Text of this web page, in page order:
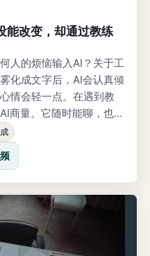
能改变，却通过教练
人的烦恼输入AI？关于工
化成文字后，AI会认真倾
情会轻一点。在遇到教
商量。它随时能聊，也能
也会有“那就这样吧”的瞬
。真正的变化，是我参